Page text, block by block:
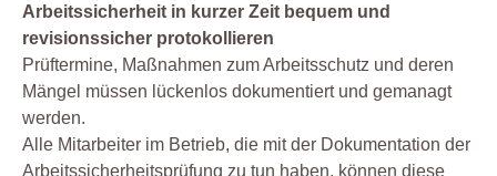
Arbeitssicherheit in kurzer Zeit bequem und
revisionssicher protokollieren
Prüftermine, Maßnahmen zum Arbeitsschutz und deren
Mängel müssen lückenlos dokumentiert und gemanagt
werden.
Alle Mitarbeiter im Betrieb, die mit der Dokumentation der
Arbeitssicherheitsprüfung zu tun haben, können diese